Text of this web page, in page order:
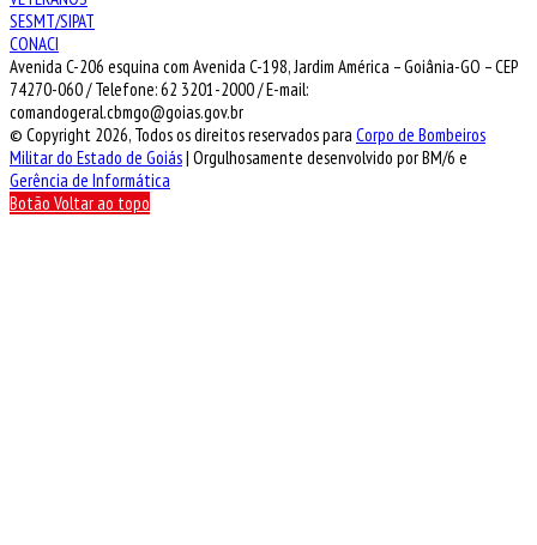
SESMT/SIPAT
CONACI
Avenida C-206 esquina com Avenida C-198, Jardim América – Goiânia-GO – CEP
74270-060 / Telefone: 62 3201-2000 / E-mail:
comandogeral.cbmgo@goias.gov.br
© Copyright 2026, Todos os direitos reservados para Corpo de Bombeiros
Militar do Estado de Goiás| Orgulhosamente desenvolvido por BM/6 e
Gerência de Informática
Botão Voltar ao topo